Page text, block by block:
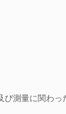
測量に関わっ